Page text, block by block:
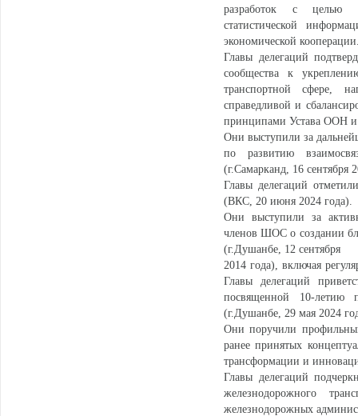
разработок с целью
статистической
экономической
Главы делегаций
сообщества к
транспортной сфере,
справедливой и
принципами Устава ООН
Они выступили за
по развитию
(г.Самарканд, 16 сентября
Главы делегаций
(ВКС, 20 июня 2024 года).
Они выступили за
членов ШОС о создании
(г.Душанбе, 12 сентября
2014 года), включая
Главы делегаций
посвященной 10-летию
(г.Душанбе, 29 мая 2024
Они поручили
ранее принятых
трансформации и
Главы делегаций
железнодорожного
железнодорожных